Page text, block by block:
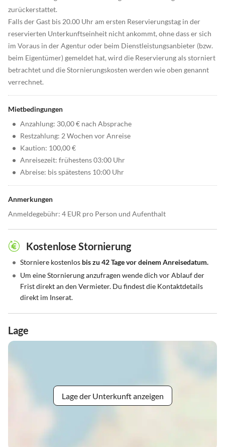
zurückerstattet.
Falls der Gast bis 20.00 Uhr am ersten Reservierungstag in der
reservierten Unterkunftseinheit nicht ankommt, ohne dass er sich
im Voraus in der Agentur oder beim Dienstleistungsanbieter (bzw.
beim Eigentümer) gemeldet hat, wird die Reservierung als storniert
betrachtet und die Stornierungskosten werden wie oben genannt
verrechnet.
Mietbedingungen
• Anzahlung: 30,00 € nach Absprache
• Restzahlung: 2 Wochen vor Anreise
• Kaution: 100,00 €
• Anreisezeit: frühestens 03:00 Uhr
• Abreise: bis spätestens 10:00 Uhr
Anmerkungen
Anmeldegebühr: 4 EUR pro Person und Aufenthalt
Kostenlose Stornierung
• Storniere kostenlos bis zu 42 Tage vor deinem Anreisedatum.
• Um eine Stornierung anzufragen wende dich vor Ablauf der
Frist direkt an den Vermieter. Du findest die Kontaktdetails
direkt im Inserat.
Lage
Lage der Unterkunft anzeigen